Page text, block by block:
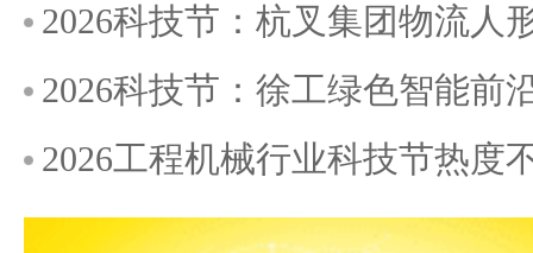
2026科技节：杭叉集团物流人
2026科技节：徐工绿色智能前
2026工程机械行业科技节热度